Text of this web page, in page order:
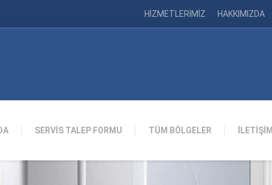
HİZMETLERİMİZ HAKKIMIZDA
SERVİS TALEP FORMU TÜM BÖLGELER İLETİŞİM